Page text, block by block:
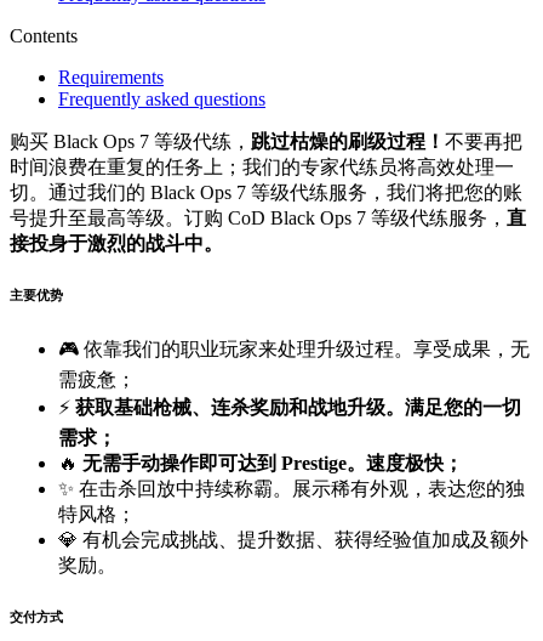
Contents
Requirements
Frequently asked questions
购买 Black Ops 7 等级代练， 跳过枯燥的刷级过程！ 不要再把
时间浪费在重复的任务上；我们的专家代练员将高效处理一
切。通过我们的 Black Ops 7 等级代练服务，我们将把您的账
号提升至最高等级。订购 CoD Black Ops 7 等级代练服务， 直
接投身于激烈的战斗中。
主要优势
🎮 依靠我们的职业玩家来处理升级过程。享受成果，无
需疲惫；
⚡ 获取基础枪械、连杀奖励和战地升级。满足您的一切
需求；
🔥 无需手动操作即可达到 Prestige。速度极快；
✨ 在击杀回放中持续称霸。展示稀有外观，表达您的独
特风格；
💎 有机会完成挑战、提升数据、获得经验值加成及额外
奖励。
交付方式